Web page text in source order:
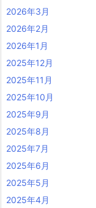
2026年3月
2026年2月
2026年1月
2025年12月
2025年11月
2025年10月
2025年9月
2025年8月
2025年7月
2025年6月
2025年5月
2025年4月